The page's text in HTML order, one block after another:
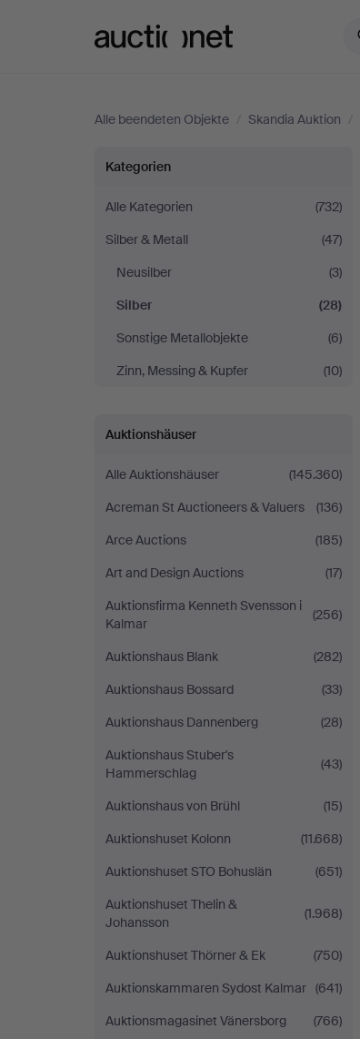
Alle beendeten Objekte / Skandia Auktion /
Silber
bei
Skandia
Auktion
Kategorien
Alle Kategorien
(732)
Silber & Metall
(47)
Neusilber
(3)
Silber
(28)
Sonstige Metallobjekte
(6)
Zinn, Messing & Kupfer
(10)
Auktionshäuser
Alle Auktionshäuser
(145.360)
Acreman St Auctioneers & Valuers
(136)
Arce Auctions
(185)
Art and Design Auctions
(17)
Auktionsfirma Kenneth Svensson i
Kalmar
(256)
Auktionshaus Blank
(282)
Auktionshaus Bossard
(33)
Auktionshaus Dannenberg
(28)
Auktionshaus Stuber's
Hammerschlag
(43)
Auktionshaus von Brühl
(15)
Auktionshuset Kolonn
(11.668)
Auktionshuset STO Bohuslän
(651)
Auktionshuset Thelin &
Johansson
(1.968)
Auktionshuset Thörner & Ek
(750)
Auktionskammaren Sydost Kalmar (641)
Auktionsmagasinet Vänersborg
(766)